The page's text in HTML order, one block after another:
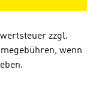
zzgl.
wenn